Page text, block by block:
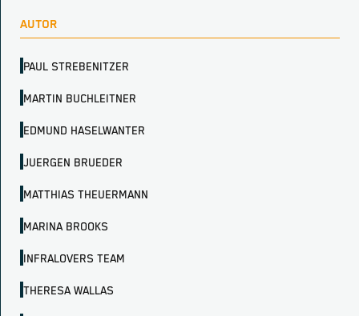
AUTOR
PAUL STREBENITZER
MARTIN BUCHLEITNER
EDMUND HASELWANTER
JUERGEN BRUEDER
MATTHIAS THEUERMANN
MARINA BROOKS
INFRALOVERS TEAM
THERESA WALLAS